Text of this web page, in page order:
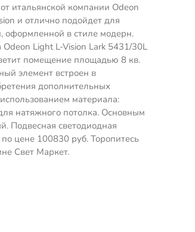
итальянской компании Odeon
и отлично подойдет для
оформленной в стиле модерн.
Light L-Vision Lark 5431/30L
помещение площадью 8 кв.
элемент встроен в
дополнительных
материала:
натяжного потолка. Основным
Подвесная светодиодная
цене 100830 руб. Торопитесь
Свет Маркет.